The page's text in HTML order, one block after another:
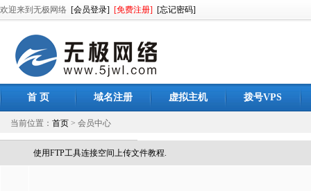
欢迎来到无极网络 [会员登录] [免费注册] [忘记密码]
首 页 域名注册 虚拟主机 拨号VPS
当前位置： 首页 > 会员中心
使用FTP工具连接空间上传文件教程.